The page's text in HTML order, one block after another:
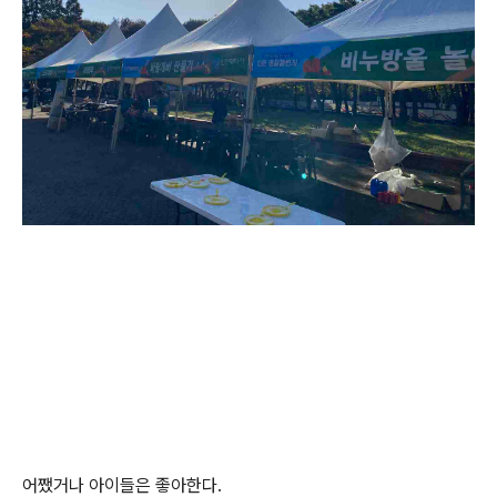
어쨌거나 아이들은 좋아한다.